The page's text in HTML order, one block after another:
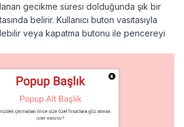
gecikme süresi dolduğunda şık bir
belirir. Kullanıcı buton vasıtasıyla
veya kapatma butonu ile pencereyi